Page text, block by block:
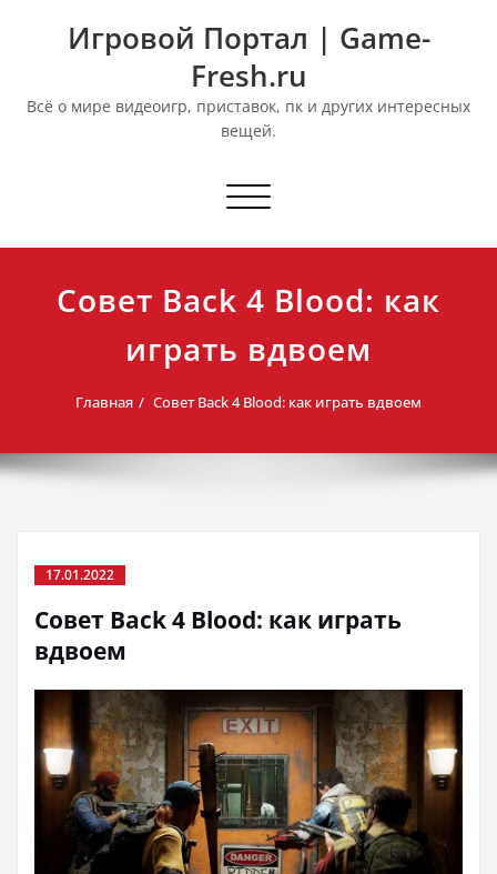
Игровой Портал | Game-
Fresh.ru
Всё о мире видеоигр, приставок, пк и других интересных
вещей.
Переключить
Совет Back 4 Blood: как
играть вдвоем
Главная Совет Back 4 Blood: как играть вдвоем
17.01.2022
Совет Back 4 Blood: как играть
вдвоем